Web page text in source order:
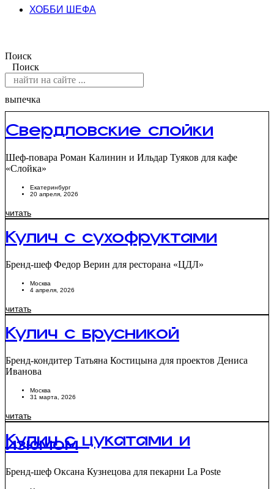
ХОББИ ШЕФА
Поиск
Поиск
выпечка
Свердловские слойки
Шеф-повара Роман Калинин и Ильдар Туяков для кафе
«Слойка»
Екатеринбург
20 апреля, 2026
читать
Кулич с сухофруктами
Бренд-шеф Федор Верин для ресторана «ЦДЛ»
Москва
4 апреля, 2026
читать
Кулич с брусникой
Бренд-кондитер Татьяна Костицына для проектов Дениса
Иванова
Москва
31 марта, 2026
читать
Кулич с цукатами и
изюмом
Бренд-шеф Оксана Кузнецова для пекарни La Poste